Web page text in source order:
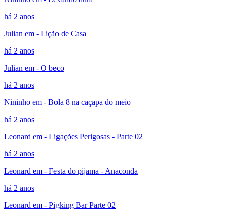
há 2 anos
Julian em - Lição de Casa
há 2 anos
Julian em - O beco
há 2 anos
Nininho em - Bola 8 na caçapa do meio
há 2 anos
Leonard em - Ligações Perigosas - Parte 02
há 2 anos
Leonard em - Festa do pijama - Anaconda
há 2 anos
Leonard em - Pigking Bar Parte 02